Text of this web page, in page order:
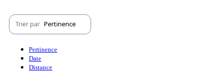
Trier par Pertinence
Pertinence
Date
Distance